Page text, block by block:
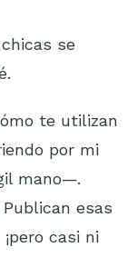
se
te utilizan
por mi
mano—.
esas
casi ni